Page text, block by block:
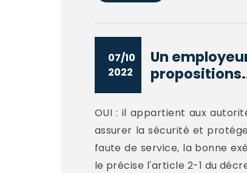
07/10
2022
Un
OUI : il appartient aux
assurer la sécurité et
faute de service, la bonne
le précise l'article 2-1 du